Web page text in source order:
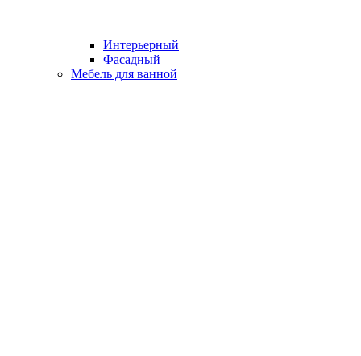
Интерьерный
Фасадный
Мебель для ванной